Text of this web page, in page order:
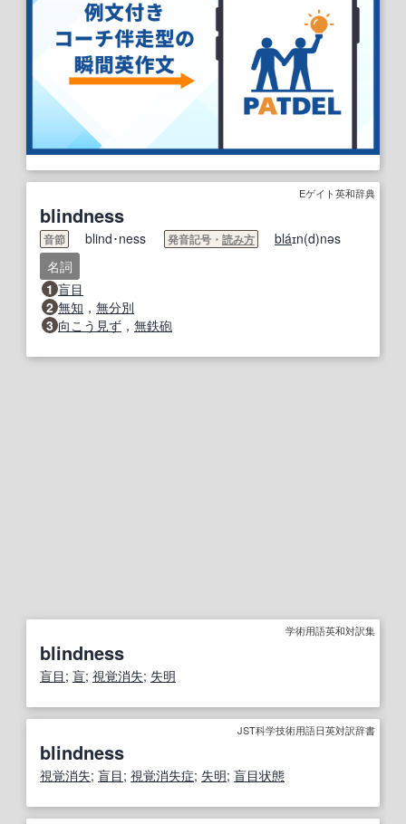
Eゲイト英和辞典
blindness
音節 blind･ness 発音記号・ 読み方 bláɪn(d)nəs
名詞
1 盲目
2 無知 ， 無分別
3 向こう見ず ， 無鉄砲
学術用語英和対訳集
blindness
盲目; 盲; 視覚消失; 失明
JST科学技術用語日英対訳辞書
blindness
視覚消失; 盲目; 視覚消失症; 失明; 盲目状態